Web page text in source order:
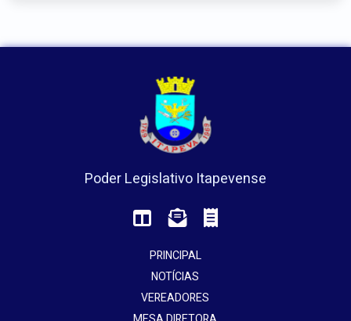
Poder Legislativo Itapevense
PRINCIPAL
NOTÍCIAS
VEREADORES